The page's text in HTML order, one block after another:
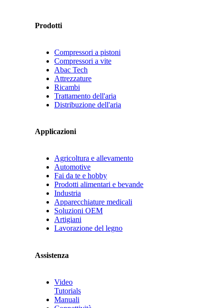
Prodotti
Compressori a pistoni
Compressori a vite
Abac Tech
Attrezzature
Ricambi
Trattamento dell'aria
Distribuzione dell'aria
Applicazioni
Agricoltura e allevamento
Automotive
Fai da te e hobby
Prodotti alimentari e bevande
Industria
Apparecchiature medicali
Soluzioni OEM
Artigiani
Lavorazione del legno
Assistenza
Video
Tutorials
Manuali